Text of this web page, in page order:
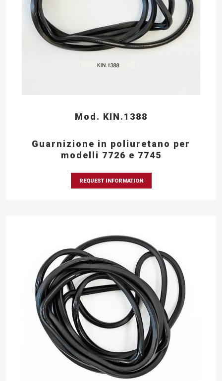
Mod. KIN.1388
Guarnizione in poliuretano per
modelli 7726 e 7745
REQUEST INFORMATION